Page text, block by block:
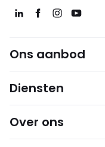
Ons aanbod
Diensten
Over ons